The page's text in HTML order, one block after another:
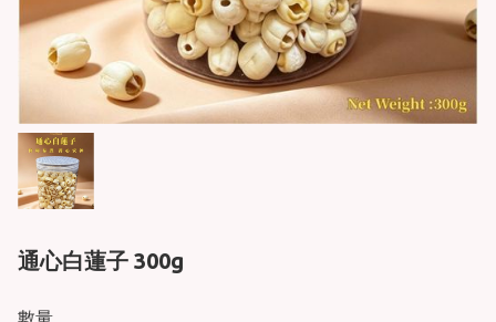
通心白蓮子 300g
數量